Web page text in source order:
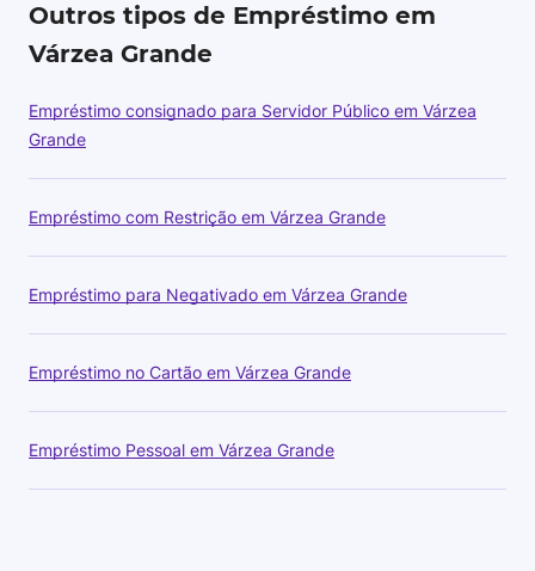
Outros tipos de Empréstimo em
Várzea Grande
Empréstimo consignado para Servidor Público em Várzea
Grande
Empréstimo com Restrição em Várzea Grande
Empréstimo para Negativado em Várzea Grande
Empréstimo no Cartão em Várzea Grande
Empréstimo Pessoal em Várzea Grande